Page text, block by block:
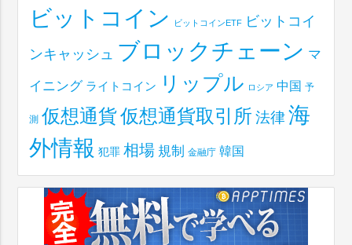
ビットコイン ビットコインETF ビットコイ
ンキャッシュ ブロックチェーン マ
イニング ライトコイン リップル ロシア 中国 予
測 仮想通貨仮想通貨取引所 法律 海
外情報 犯罪 相場 規制 金融庁 韓国